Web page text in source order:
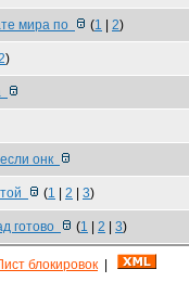
мира по (1 2)
)
онк
(1 2 3)
готово (1 2 3)
блокировок